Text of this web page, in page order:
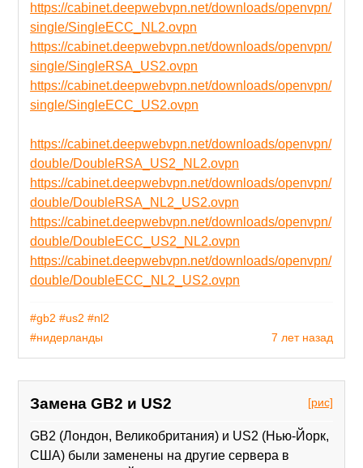
https://cabinet.deepwebvpn.net/downloads/openvpn/
single/SingleECC_NL2.ovpn
https://cabinet.deepwebvpn.net/downloads/openvpn/
single/SingleRSA_US2.ovpn
https://cabinet.deepwebvpn.net/downloads/openvpn/
single/SingleECC_US2.ovpn
https://cabinet.deepwebvpn.net/downloads/openvpn/
double/DoubleRSA_US2_NL2.ovpn
https://cabinet.deepwebvpn.net/downloads/openvpn/
double/DoubleRSA_NL2_US2.ovpn
https://cabinet.deepwebvpn.net/downloads/openvpn/
double/DoubleECC_US2_NL2.ovpn
https://cabinet.deepwebvpn.net/downloads/openvpn/
double/DoubleECC_NL2_US2.ovpn
7 лет назад
#gb2 #us2 #nl2
#нидерланды
[рис]
Замена GB2 и US2
GB2 (Лондон, Великобритания) и US2 (Нью-Йорк,
США) были заменены на другие сервера в